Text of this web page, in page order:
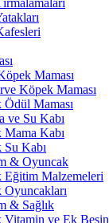
Maması
Köpek Maması
Maması
ve Su Kabı
Kabı
Kabı
& Oyuncak
Eğitim Malzemeleri
& Sağlık
Vitamin ve Ek Besin